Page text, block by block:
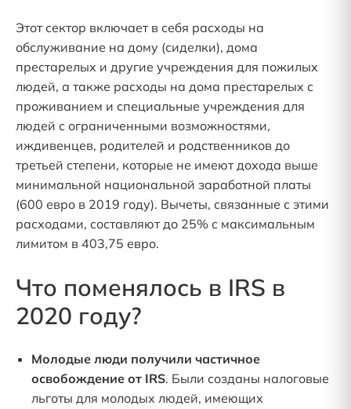
Этот сектор включает в себя расходы на
обслуживание на дому (сиделки), дома
престарелых и другие учреждения для пожилых
людей, а также расходы на дома престарелых с
проживанием и специальные учреждения для
людей с ограниченными возможностями,
иждивенцев, родителей и родственников до
третьей степени, которые не имеют дохода выше
минимальной национальной заработной платы
(600 евро в 2019 году). Вычеты, связанные с этими
расходами, составляют до 25% с максимальным
лимитом в 403,75 евро.
Что поменялось в IRS в
2020 году?
Молодые люди получили частичное
освобождение от IRS. Были созданы налоговые
льготы для молодых людей, имеющих